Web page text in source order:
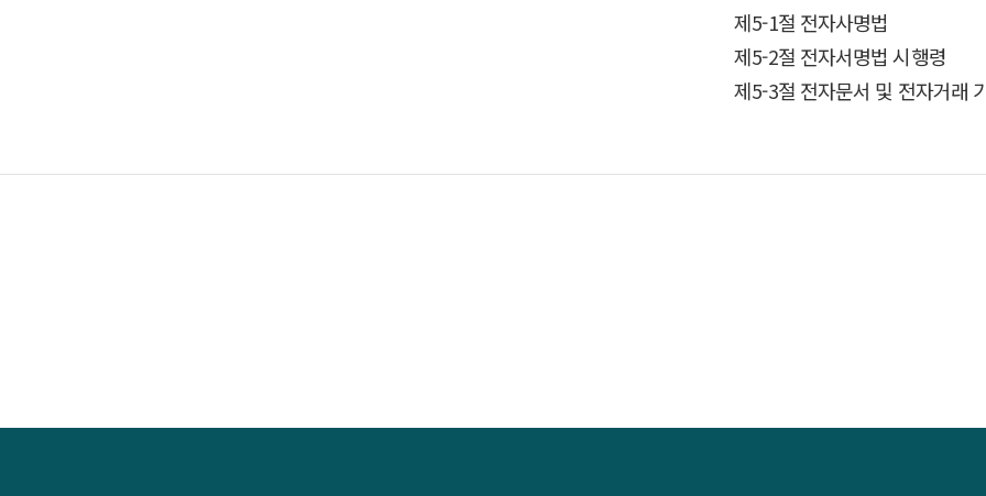
제5-1절 전자사명법
제5-2절 전자서명법 시행령
제5-3절 전자문서 및 전자거래